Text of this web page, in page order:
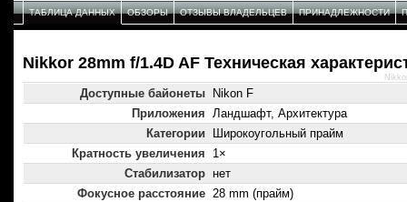
ТАБЛИЦА ДАННЫХ ОБЗОРЫ ОТЗЫВЫ ВЛАДЕЛЬЦЕВ ПРИНАДЛЕЖНОСТИ
Nikkor 28mm f/1.4D AF Техническая
Доступные байонеты
Nikon F
Приложения Ландшафт, Архитектура
Категории
Широкоугольный прайм
Кратность увеличения
1×
Стабилизатор нет
Фокусное расстояние 28 mm (прайм)